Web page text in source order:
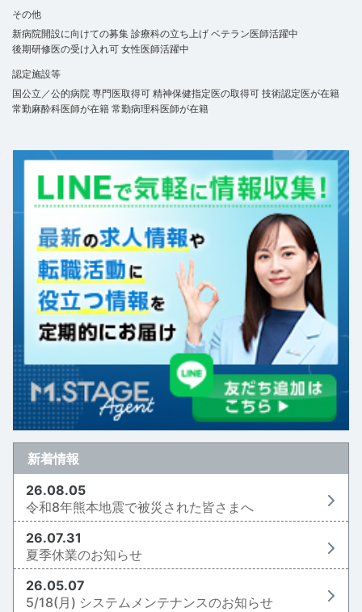
その他
新病院開設に向けての募集診療科の立ち上げベテラン医師活躍中
後期研修医の受け入れ可女性医師活躍中
認定施設等
国公立／公的病院専門医取得可精神保健指定医の取得可技術認定医が在籍
常勤麻酔科医師が在籍常勤病理科医師が在籍
新着情報
26.08.05
令和8年熊本地震で被災された皆さまへ
26.07.31
夏季休業のお知らせ
26.05.07
5/18(月) システムメンテナンスのお知らせ